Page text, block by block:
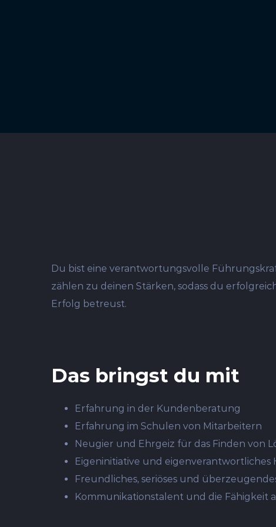
Du bist eine verantwortungsvolle
zählen zu deinen Stärken, sodass du
Erfolg betreust.
Das bringst du mit
Erfahrung in der Kundenberatung
Erfahrung im Schulen von Mitarbeitern
Neugier und Ehrgeiz für das Finden von
Eigeninitiative und eigenverantwortliches
Freundliches, seriöses und
Kommunikationstalent und die Fähigkeit